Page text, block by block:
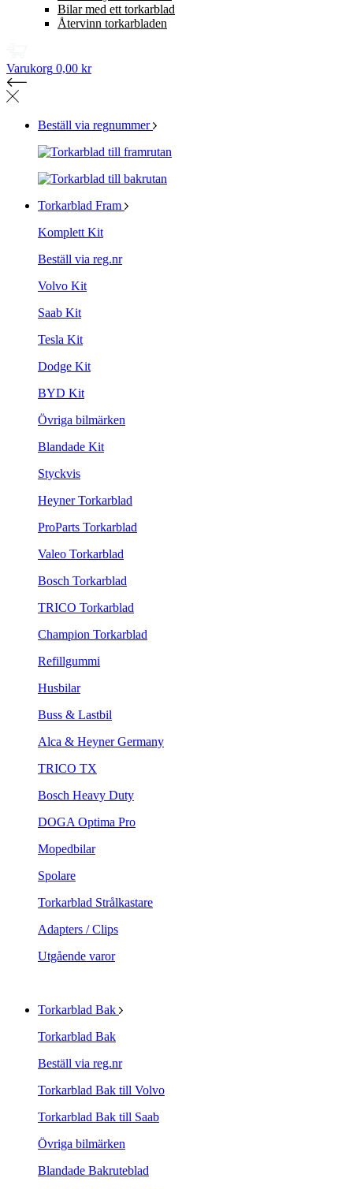
Bilar med ett torkarblad
Återvinn torkarbladen
Varukorg 0,00 kr
Beställ via regnummer
Torkarblad Fram
Komplett Kit
Beställ via reg.nr
Volvo Kit
Saab Kit
Tesla Kit
Dodge Kit
BYD Kit
Övriga bilmärken
Blandade Kit
Styckvis
Heyner Torkarblad
ProParts Torkarblad
Valeo Torkarblad
Bosch Torkarblad
TRICO Torkarblad
Champion Torkarblad
Refillgummi
Husbilar
Buss & Lastbil
Alca & Heyner Germany
TRICO TX
Bosch Heavy Duty
DOGA Optima Pro
Mopedbilar
Spolare
Torkarblad Strålkastare
Adapters / Clips
Utgående varor
Torkarblad Bak
Torkarblad Bak
Beställ via reg.nr
Torkarblad Bak till Volvo
Torkarblad Bak till Saab
Övriga bilmärken
Blandade Bakruteblad